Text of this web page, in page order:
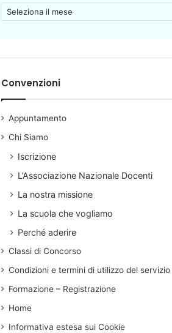
r
i
i
o
Convenzioni
Appuntamento
Chi Siamo
Iscrizione
L’Associazione Nazionale Docenti
La nostra missione
La scuola che vogliamo
Perché aderire
Classi di Concorso
Condizioni e termini di utilizzo del servizio
Formazione – Registrazione
Home
Informativa estesa sui Cookie